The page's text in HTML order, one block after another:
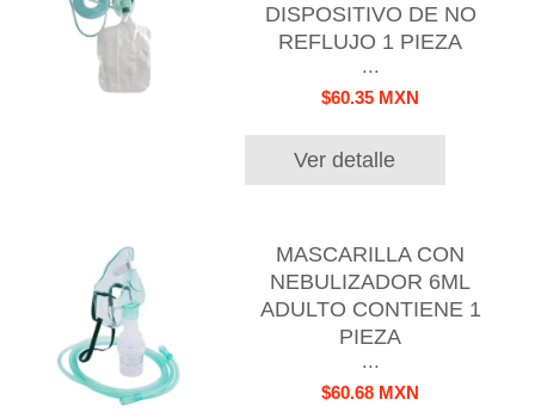
DISPOSITIVO DE NO
REFLUJO 1 PIEZA
...
$60.35 MXN
Ver detalle
MASCARILLA CON
NEBULIZADOR 6ML
ADULTO CONTIENE 1
PIEZA
...
$60.68 MXN